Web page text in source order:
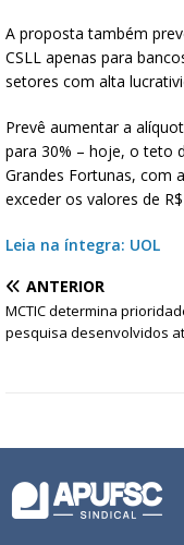
A proposta também
CSLL apenas para
setores com alta
Prevê aumentar a
para 30% – hoje, o teto
Grandes Fortunas, com
exceder os valores de
Leia na íntegra: UOL
ANTERIOR
MCTIC determina
pesquisa desenvolvidos